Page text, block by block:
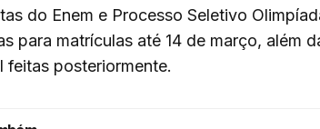
do Enem e Processo Seletivo
para matrículas até 14 de março, além
feitas posteriormente.